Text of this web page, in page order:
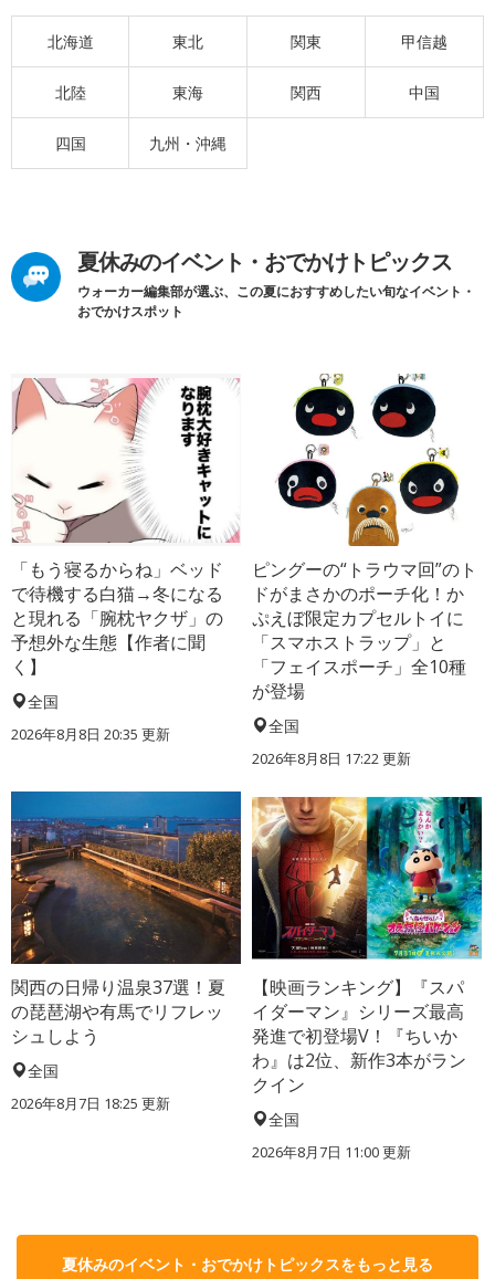
北海道 東北 関東 甲信越
北陸 東海 関西 中国
四国 九州・沖縄
夏休みのイベント・おでかけトピックス
ウォーカー編集部が選ぶ、この夏におすすめしたい旬なイベント・
おでかけスポット
「もう寝るからね」ベッド
で待機する白猫→冬になる
と現れる「腕枕ヤクザ」の
予想外な生態【作者に聞
く】
全国
2026年8月8日 20:35 更新
ピングーの“トラウマ回”のト
ドがまさかのポーチ化！か
ぷえぼ限定カプセルトイに
「スマホストラップ」と
「フェイスポーチ」全10種
が登場
全国
2026年8月8日 17:22更新
関西の日帰り温泉37選！夏
の琵琶湖や有馬でリフレッ
シュしよう
全国
2026年8月7日 18:25 更新
【映画ランキング】『スパ
イダーマン』シリーズ最高
発進で初登場V！『ちいか
わ』は2位、新作3本がラン
クイン
全国
2026年8月7日 11:00更新
夏休みのイベント・おでかけトピックスをもっと見る